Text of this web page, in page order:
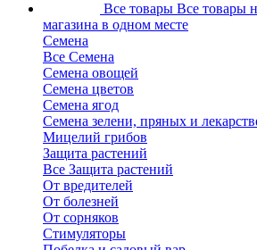
Все товары Все товары
магазина в одном месте
Семена
Все Семена
Семена овощей
Семена цветов
Семена ягод
Семена зелени, пряных и
Мицелий грибов
Защита растений
Все Защита растений
От вредителей
От болезней
От сорняков
Стимуляторы